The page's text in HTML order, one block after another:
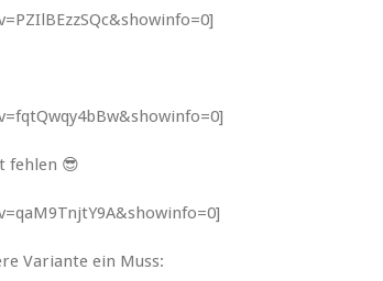
fehlen 😎
Vari­ante ein Muss: